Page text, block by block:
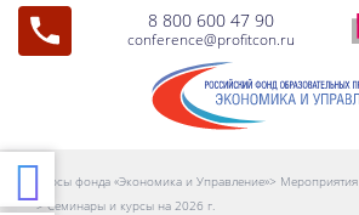
8 800 600 47 90
conference@profitcon.ru
Курсы фонда «Экономика и Управление»> Мероприятия
>Семинары и курсы на 2026 г.